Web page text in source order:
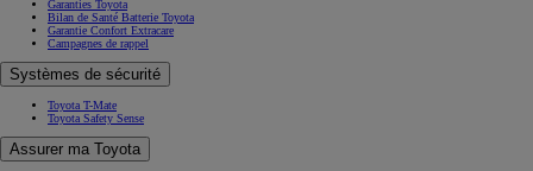
Garanties Toyota
Bilan de Santé Batterie Toyota
Garantie Confort Extracare
Campagnes de rappel
Systèmes de sécurité
Toyota T-Mate
Toyota Safety Sense
Assurer ma Toyota